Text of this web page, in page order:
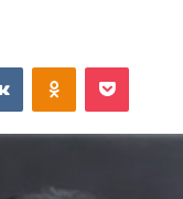
VKontakteOdnoklassniki
Pocket